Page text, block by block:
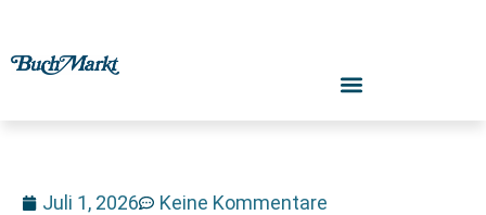
Juli 1, 2026 Keine Kommentare